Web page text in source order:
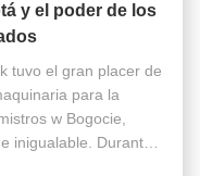
y el poder de los
tuvo el gran placer de
para la
w Bogocie,
inigualable. Durante